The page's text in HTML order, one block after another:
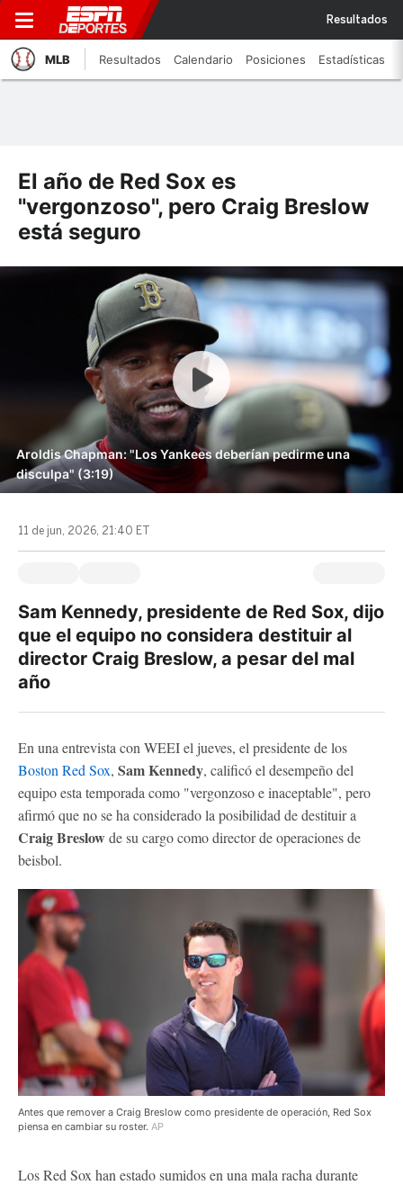
Resultados
MLB Resultados Calendario Posiciones Estadísticas
El año de Red Sox es
"vergonzoso", pero Craig Breslow
está seguro
Aroldis Chapman: "Los Yankees deberían pedirme una
disculpa" (3:19)
11 de jun, 2026, 21:40 ET
Sam Kennedy, presidente de Red Sox, dijo
que el equipo no considera destituir al
director Craig Breslow, a pesar del mal
año
En una entrevista con WEEI el jueves, el presidente de los
Boston Red Sox, Sam Kennedy, calificó el desempeño del
equipo esta temporada como "vergonzoso e inaceptable", pero
afirmó que no se ha considerado la posibilidad de destituir a
Craig Breslowde su cargo como director de operaciones de
beisbol.
Antes que remover a Craig Breslow como presidente de operación, Red Sox
piensa en cambiar su roster. AP
Los Red Sox han estado sumidos en una mala racha durante